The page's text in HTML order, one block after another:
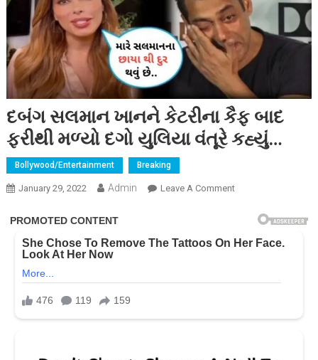
દબંગ સલમાન ખાનને કેટરીના કૈફ બાદ
ફરીથી મળ્યો દગો યુલિયા વંતૂરે કહ્યું…
Bollywood/Entertainment Breaking
January 29, 2022 Admin Leave A CommentOn
સલમાન
ખાનને
બાદ
મળ્યો